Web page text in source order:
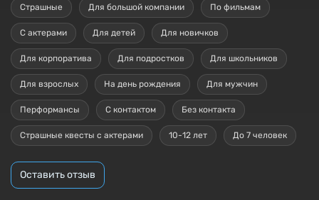
Страшные Для большой компании По фильмам
С актерами Для детей Для новичков
Для корпоратива Для подростков Для школьников
Для взрослых На день рождения Для мужчин
Перформансы С контактом Без контакта
Страшные квесты с актерами 10-12 лет До 7 человек
Оставить отзыв